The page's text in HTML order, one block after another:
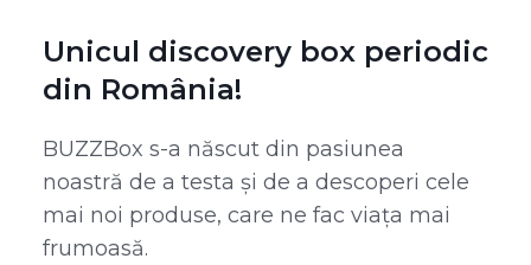
Unicul discovery box periodic
din România!
BUZZBox s-a născut din pasiunea
noastră de a testa și de a descoperi cele
mai noi produse, care ne fac viața mai
frumoasă.